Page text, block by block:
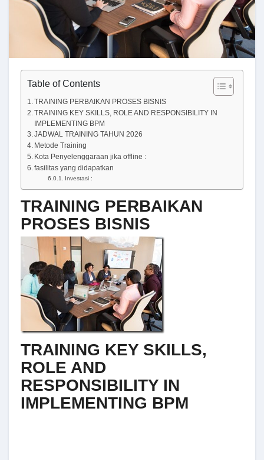
Table of Contents
TRAINING PERBAIKAN PROSES BISNIS
TRAINING KEY SKILLS, ROLE AND RESPONSIBILITY IN
IMPLEMENTING BPM
JADWAL TRAINING TAHUN 2026
Metode Training
Kota Penyelenggaraan jika offline :
fasilitas yang didapatkan
Investasi :
TRAINING PERBAIKAN
PROSES BISNIS
TRAINING KEY SKILLS,
ROLE AND
RESPONSIBILITY IN
IMPLEMENTING BPM